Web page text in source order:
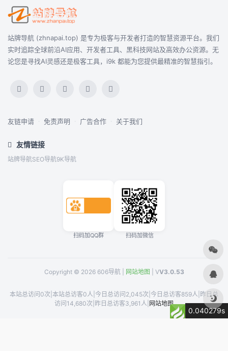
站牌导航 (zhnapai.top) 是专为极客与开发者打造的智慧资源平台。我们
实时追踪全球前沿AI应用、开发者工具、黑科技网站及高效办公资源。无
论您是寻找AI灵感还是极客工具，i9k 都能为您提供最精准的智慧指引。
友链申请 · 免责声明 · 广告合作 · 关于我们
友情链接
站牌导航SEO导航9K导航
扫码加QQ群 扫码加微信
Copyright © 2026 606导航 | 网站地图 | VV3.0.53
本站总访问0次 本站总访客0人 今日总访问2,045次 今日总访客859人 昨日总
访问14,680次 昨日总访客3,961人 网站地图
0.040279s